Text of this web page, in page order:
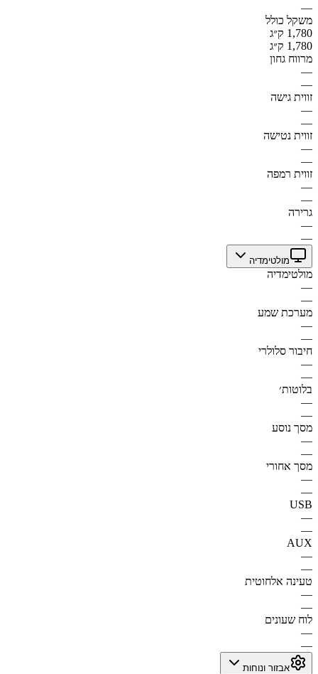
—
משקל כולל
1,780 ק״ג
1,780 ק״ג
מרווח גחון
—
—
זווית גישה
—
—
זווית נטישה
—
—
זווית רמפה
—
—
גרירה
—
—
מולטימדיה
מולטימדיה
—
—
מערכת שמע
—
—
חיבור סלולרי
—
—
בלוטות׳
—
—
מסך נוסע
—
—
מסך אחורי
—
—
USB
—
—
AUX
—
—
טעינה אלחוטית
—
—
לוח שעונים
—
—
אבזור ונוחות